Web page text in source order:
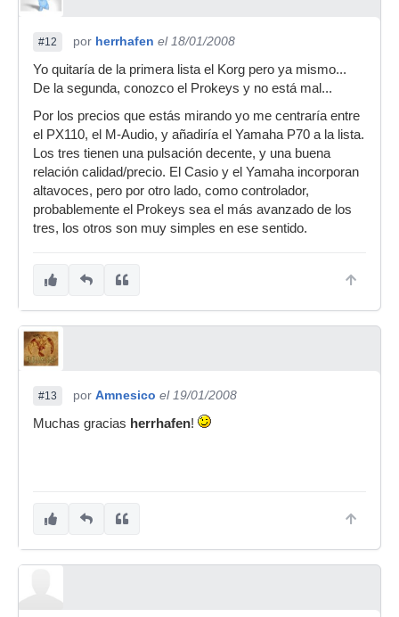
#12 por herrhafen el 18/01/2008
Yo quitaría de la primera lista el Korg pero ya mismo...
De la segunda, conozco el Prokeys y no está mal...
Por los precios que estás mirando yo me centraría entre
el PX110, el M-Audio, y añadiría el Yamaha P70 a la lista.
Los tres tienen una pulsación decente, y una buena
relación calidad/precio. El Casio y el Yamaha incorporan
altavoces, pero por otro lado, como controlador,
probablemente el Prokeys sea el más avanzado de los
tres, los otros son muy simples en ese sentido.
#13 por Amnesico el 19/01/2008
Muchas gracias herrhafen!